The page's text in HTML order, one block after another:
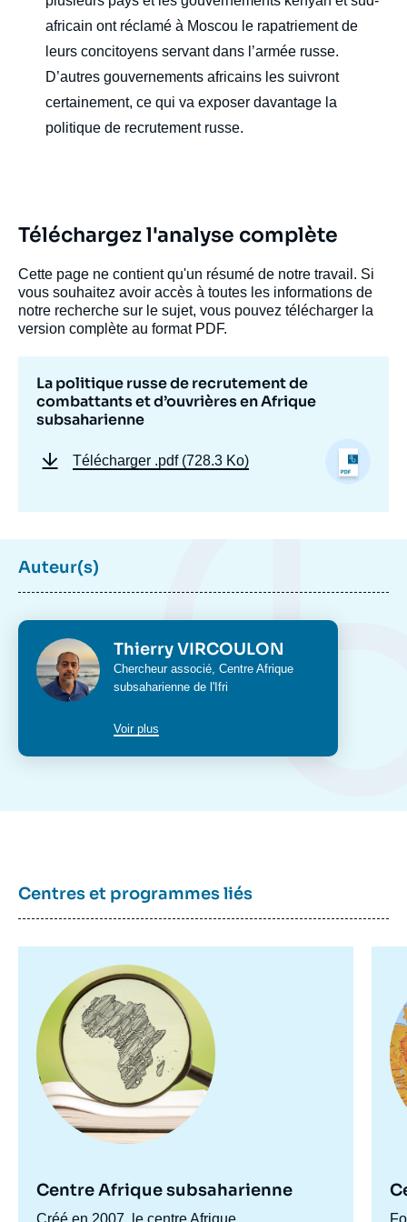
africain ont réclamé à Moscou le rapatriement de
leurs concitoyens servant dans l’armée russe.
D’autres gouvernements africains les suivront
certainement, ce qui va exposer davantage la
politique de recrutement russe.
Téléchargez l'analyse complète
Cette page ne contient qu'un résumé de notre travail. Si
vous souhaitez avoir accès à toutes les informations de
notre recherche sur le sujet, vous pouvez télécharger la
version complète au format PDF.
La politique russe de recrutement de
combattants et d’ouvrières en Afrique
subsaharienne
Télécharger .pdf (728.3 Ko)
Auteur(s)
Photo Thierry VIRCOULON
Intitulé
du
Chercheur associé, Centre Afrique
subsaharienne de l'Ifri
Voir plus
Centres et programmes liés
principale
Centre Afrique subsaharienne
Accroche
Créé en 2007, le centre Afrique
la
publication
Thierry VIRCOULON, Horacio GIVONE, «
La politique russe de recrutement de
combattants et d’ouvrières en Afrique
subsaharienne », Notes, Ifri, 18 décembre
2025.
Copier